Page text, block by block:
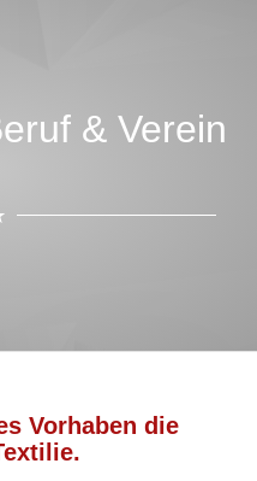
& Verein
Vorhaben die